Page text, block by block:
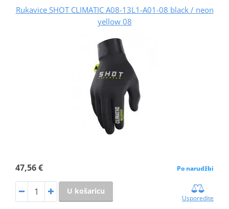
Rukavice SHOT CLIMATIC A08-13L1-A01-08 black / neon
yellow 08
47,56 € Po narudžbi
U košaricu
Usporedite